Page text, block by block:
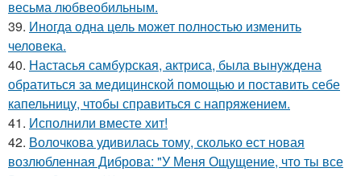
весьма любвеобильным.
39. Иногда одна цель может полностью изменить
человека.
40. Настасья самбурская, актриса, была вынуждена
обратиться за медицинской помощью и поставить себе
капельницу, чтобы справиться с напряжением.
41. Исполнили вместе хит!
42. Волочкова удивилась тому, сколько ест новая
возлюбленная Диброва: "У Меня Ощущение, что ты все